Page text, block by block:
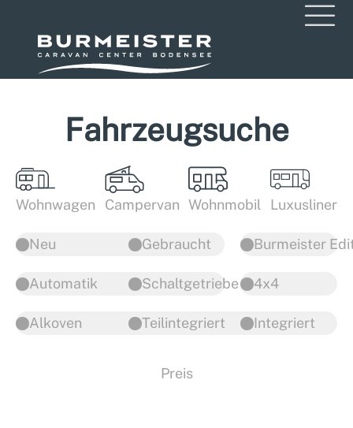
Fahrzeugsuche
Wohnwagen Campervan Wohnmobil Luxusliner
Neu Gebraucht
4x4
Automatik Schaltgetriebe
Burmeister
Alkoven Teilintegriert Integriert
Preis